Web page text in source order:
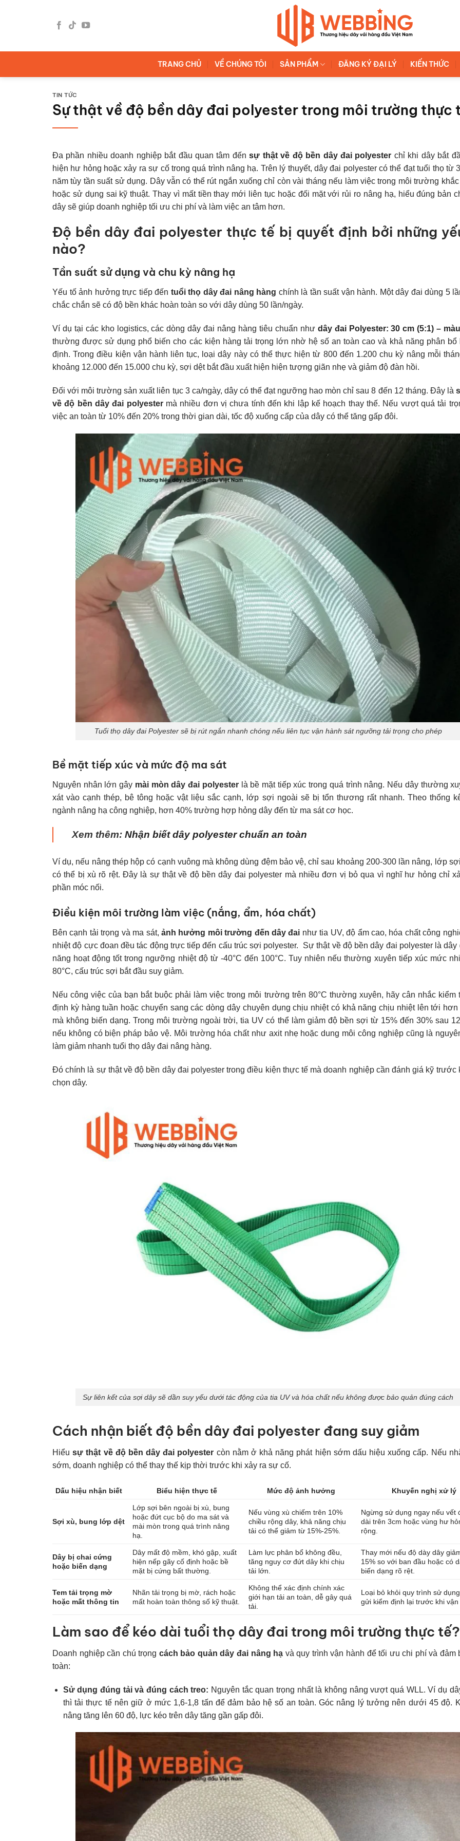
TRANG CHỦ VỀ CHÚNG TÔI SẢN PHẨM ĐĂNG KÝ ĐẠI LÝ KIẾN THỨC
TIN TỨC
Sự thật về độ bền dây đai polyester trong môi trường thực
Đa phần nhiều doanh nghiệp bắt đầu quan tâm đếnsự thật về độ bền dây đai polyester chỉ khi dây bắt
hiện hư hỏng hoặc xảy ra sự cố trong quá trình nâng hạ. Trên lý thuyết, dây đai polyester có thể đạt tuổi thọ từ
năm tùy tần suất sử dụng. Dây vẫn có thể rút ngắn xuống chỉ còn vài tháng nếu làm việc trong môi trường
hoặc sử dụng sai kỹ thuật. Thay vì mất tiền thay mới liên tục hoặc đối mặt với rủi ro nâng hạ, hiểu đúng bản
dây sẽ giúp doanh nghiệp tối ưu chi phí và làm việc an tâm hơn.
Độ bền dây đai polyester thực tế bị quyết định bởi những
nào?
Tần suất sử dụng và chu kỳ nâng hạ
Yếu tố ảnh hưởng trực tiếp đến tuổi thọ dây đai nâng hàng chính là tần suất vận hành. Một dây đai dùng 5
chắc chắn sẽ có độ bền khác hoàn toàn so với dây dùng 50 lần/ngày.
Ví dụ tại các kho logistics, các dòng dây đai nâng hàng tiêu chuẩn như dây đai Polyester: 30 cm (5:1) –
thường được sử dụng phổ biến cho các kiện hàng tải trọng lớn nhờ hệ số an toàn cao và khả năng phân bổ
định. Trong điều kiện vận hành liên tục, loại dây này có thể thực hiện từ 800 đến 1.200 chu kỳ nâng mỗi
khoảng 12.000 đến 15.000 chu kỳ, sợi dệt bắt đầu xuất hiện hiện tượng giãn nhẹ và giảm độ đàn hồi.
Đối với môi trường sản xuất liên tục 3 ca/ngày, dây có thể đạt ngưỡng hao mòn chỉ sau 8 đến 12 tháng. Đây là
về độ bền dây đai polyestermà nhiều đơn vị chưa tính đến khi lập kế hoạch thay thế. Nếu vượt quá tải
việc an toàn từ 10% đến 20% trong thời gian dài, tốc độ xuống cấp của dây có thể tăng gấp đôi.
Tuổi thọ dây đai Polyester sẽ bị rút ngắn nhanh chóng nếu liên tục vận hành sát ngưỡng tải trọng cho phép
Bề mặt tiếp xúc và mức độ ma sát
Nguyên nhân lớn gây mài mòn dây đai polyesterlà bề mặt tiếp xúc trong quá trình nâng. Nếu dây thường
xát vào cạnh thép, bê tông hoặc vật liệu sắc cạnh, lớp sợi ngoài sẽ bị tổn thương rất nhanh. Theo thống
ngành nâng hạ công nghiệp, hơn 40% trường hợp hỏng dây đến từ ma sát cơ học.
Xem thêm: Nhận biết dây polyester chuẩn an toàn
Ví dụ, nếu nâng thép hộp có cạnh vuông mà không dùng đệm bảo vệ, chỉ sau khoảng 200-300 lần nâng, lớp
có thể bị xù rõ rệt. Đây là sự thật về độ bền dây đai polyester mà nhiều đơn vị bỏ qua vì nghĩ hư hỏng chỉ
phần móc nối.
Điều kiện môi trường làm việc (nắng, ẩm, hóa chất)
Bên cạnh tải trọng và ma sát, ảnh hưởng môi trường đến dây đai như tia UV, độ ẩm cao, hóa chất công
nhiệt độ cực đoan đều tác động trực tiếp đến cấu trúc sợi polyester. Sự thật về độ bền dây đai polyester là dây
năng hoạt động tốt trong ngưỡng nhiệt độ từ -40°C đến 100°C. Tuy nhiên nếu thường xuyên tiếp xúc mức
80°C, cấu trúc sợi bắt đầu suy giảm.
Nếu công việc của bạn bắt buộc phải làm việc trong môi trường trên 80°C thường xuyên, hãy cân nhắc kiểm
định kỳ hàng tuần hoặc chuyển sang các dòng dây chuyên dụng chịu nhiệt có khả năng chịu nhiệt lên tới hơn
mà không biến dạng.Trong môi trường ngoài trời, tia UV có thể làm giảm độ bền sợi từ 15% đến 30% sau
nếu không có biện pháp bảo vệ. Môi trường hóa chất như axit nhẹ hoặc dung môi công nghiệp cũng là
làm giảm nhanh tuổi thọ dây đai nâng hàng.
Đó chính là sự thật về độ bền dây đai polyester trong điều kiện thực tế mà doanh nghiệp cần đánh giá kỹ trước
chọn dây.
Sự liên kết của sợi dây sẽ dần suy yếu dưới tác động của tia UV và hóa chất nếu không được bảo quản đúng cách
Cách nhận biết độ bền dây đai polyester đang suy giảm
Hiểusự thật về độ bền dây đai polyester còn nằm ở khả năng phát hiện sớm dấu hiệu xuống cấp. Nếu
sớm, doanh nghiệp có thể thay thế kịp thời trước khi xảy ra sự cố.
Dấu hiệu nhận biết Biểu hiện thực tế Mức độ ảnh hưởng Khuyến nghị xử lý
Sợi xù, bung lớp dệt
Lớp sợi bên ngoài bị xù, bung
hoặc đứt cục bộ do ma sát và
mài mòn trong quá trình nâng
hạ.
Nếu vùng xù chiếm trên 10%
chiều rộng dây, khả năng chịu
tải có thể giảm từ 15%-25%.
Ngừng sử dụng ngay nếu vết
dài trên 3cm hoặc vùng hư
rộng.
Dây bị chai cứng
hoặc biến dạng
Dây mất độ mềm, khó gập, xuất
hiện nếp gãy cố định hoặc bề
mặt bị cứng bất thường.
Làm lực phân bổ không đều,
tăng nguy cơ đứt dây khi chịu
tải lớn.
Thay mới nếu độ dày dây
15% so với ban đầu hoặc có
biến dạng rõ rệt.
Tem tải trọng mờ
hoặc mất thông tin
Nhãn tải trọng bị mờ, rách hoặc
mất hoàn toàn thông số kỹ thuật.
Không thể xác định chính xác
giới hạn tải an toàn, dễ gây quá
tải.
Loại bỏ khỏi quy trình sử
gửi kiểm định lại trước khi vận
Làm sao để kéo dài tuổi thọ dây đai trong môi trường thực tế?
Doanh nghiệp cần chú trọng cách bảo quản dây đai nâng hạ và quy trình vận hành để tối ưu chi phí và đảm
toàn:
Sử dụng đúng tải và đúng cách treo: Nguyên tắc quan trọng nhất là không nâng vượt quá WLL. Ví dụ
thì tải thực tế nên giữ ở mức 1,6-1,8 tấn để đảm bảo hệ số an toàn. Góc nâng lý tưởng nên dưới 45 độ.
nâng tăng lên 60 độ, lực kéo trên dây tăng gần gấp đôi.